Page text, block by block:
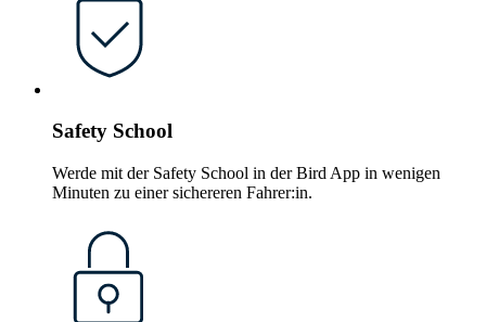
Safety School
Werde mit der Safety School in der Bird App in wenigen
Minuten zu einer sichereren Fahrer:in.